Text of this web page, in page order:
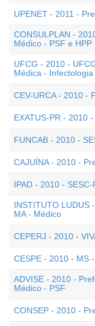
UPENET - 2011 -
CONSULPLAN -
Médico - PSF e HPP
UFCG - 2010 -
Médica -
CEV-URCA - 2010 -
EXATUS-PR - 2010
FUNCAB - 2010 -
CAJUÍNA - 2010 -
IPAD - 2010 -
INSTITUTO LUDUS
MA - Médico
CEPERJ - 2010 -
CESPE - 2010 - MS
ADVISE - 2010 -
Médico - PSF
CONSEP - 2010 -